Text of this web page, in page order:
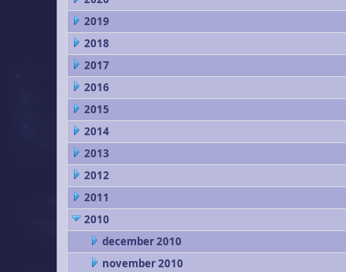
2019
2018
2017
2016
2015
2014
2013
2012
2011
2010
december 2010
november 2010